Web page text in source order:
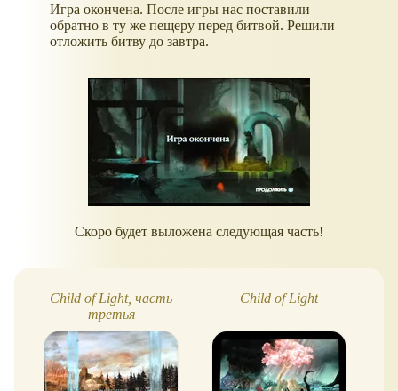
Игра окончена. После игры нас поставили
обратно в ту же пещеру перед битвой. Решили
отложить битву до завтра.
Скоро будет выложена следующая часть!
Child of Light, часть
третья
Child of Light